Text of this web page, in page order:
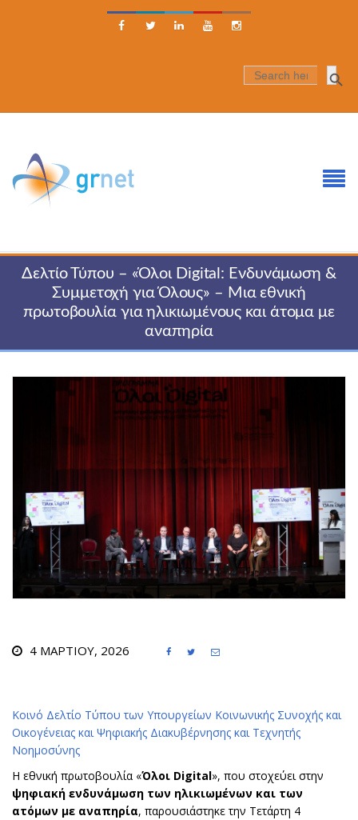
    
Δελτίο Τύπου – «Όλοι Digital: Ενδυνάμωση &
Συμμετοχή για Όλους» – Μια εθνική
πρωτοβουλία για ηλικιωμένους και άτομα με
αναπηρία
4 ΜΑΡΤΊΟΥ, 2026   
Κοινό Δελτίο Τύπου των Υπουργείων Κοινωνικής Συνοχής και
Οικογένειας και Ψηφιακής Διακυβέρνησης και Τεχνητής
Νοημοσύνης
Η εθνική πρωτοβουλία «Όλοι Digital», που στοχεύει στην
ψηφιακή ενδυνάμωση των ηλικιωμένων και των
ατόμων με αναπηρία, παρουσιάστηκε την Τετάρτη 4